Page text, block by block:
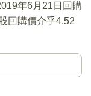
年6月21日回購
回購價介乎4.52